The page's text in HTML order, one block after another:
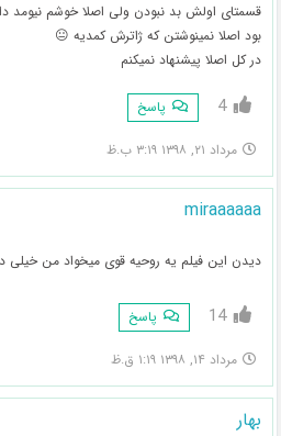
قسمتای اولش بد نبودن ولی اصلا خوشم نیومد
بود اصلا نمینوشتن که ژاترش کمدیه 😐
در کل اصلا پیشنهاد نمیکنم
4 پاسخ
مرداد ۲۱, ۱۳۹۸ ۳:۱۹ ب.ظ
miraaaaaa
دیدن این فیلم یه روحیه قوی میخواد من
14 پاسخ
مرداد ۱۴, ۱۳۹۸ ۱:۱۹ ق.ظ
بهار